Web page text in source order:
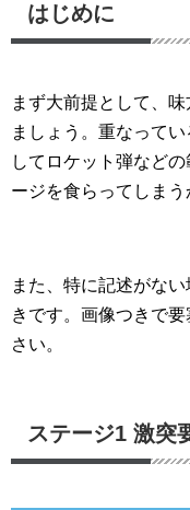
はじめに
まず大前提として、
ましょう。重なって
してロケット弾など
ージを食らってしまう
また、特に記述がな
きです。画像つきで
さい。
ステージ1 激突